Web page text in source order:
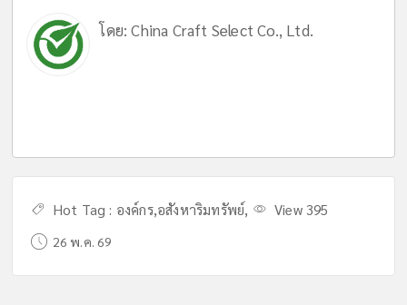
โดย:China Craft Select Co., Ltd.
Hot Tag : องค์กร,อสังหาริมทรัพย์, View 395
26 พ.ค. 69